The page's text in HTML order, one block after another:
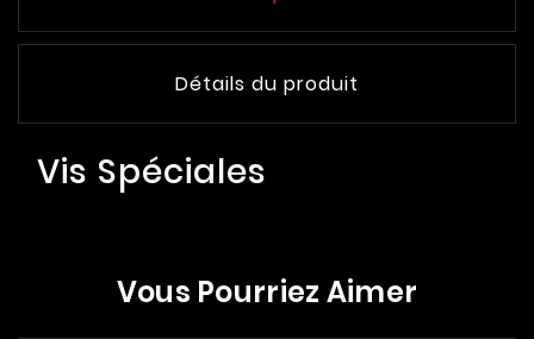
Détails du produit
Vis Spéciales
Vous Pourriez Aimer